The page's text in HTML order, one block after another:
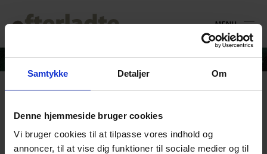
Samtykke Detaljer Om
Denne hjemmeside bruger cookies
Vi bruger cookies til at tilpasse vores indhold og
annoncer, til at vise dig funktioner til sociale medier og til
MENU